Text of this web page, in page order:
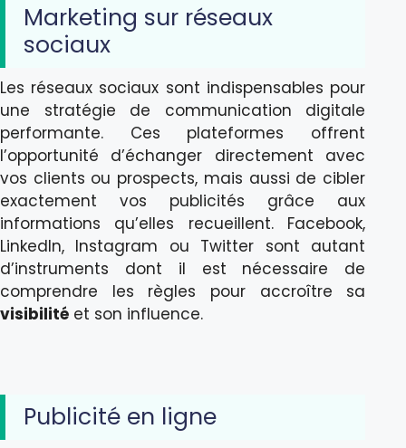
Marketing sur réseaux
sociaux
Les réseaux sociaux sont indispensables pour
une stratégie de communication digitale
performante. Ces plateformes offrent
l’opportunité d’échanger directement avec
vos clients ou prospects, mais aussi de cibler
exactement vos publicités grâce aux
informations qu’elles recueillent. Facebook,
LinkedIn, Instagram ou Twitter sont autant
d’instruments dont il est nécessaire de
comprendre les règles pour accroître sa
visibilité et son influence.
Publicité en ligne